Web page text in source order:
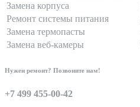
Замена корпуса
Ремонт системы питания
Замена термопасты
Замена веб-камеры
Нужен ремонт? Позвоните нам!
+7 499 455-00-42